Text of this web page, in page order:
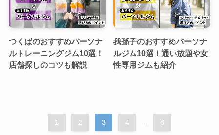
つくばのおすすめパーソナ
ルトレーニングジム10選！
店舗探しのコツも解説
我孫子のおすすめパーソナ
ルジム10選！通い放題や女
性専用ジムも紹介
1 2 3 4 ... 8